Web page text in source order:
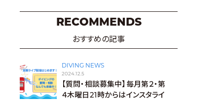
RECOMMENDS
おすすめの記事
DIVING NEWS
2024.12.5
【質問・相談募集中】毎月第２・第
４木曜日21時からはインスタライ